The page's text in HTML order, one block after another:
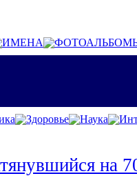
ИМЕНА
Здоровье Наука
на